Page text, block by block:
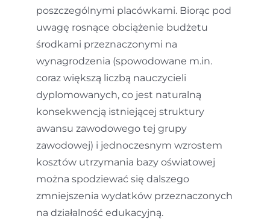
poszczególnymi placówkami. Biorąc pod
uwagę rosnące obciążenie budżetu
środkami przeznaczonymi na
wynagrodzenia (spowodowane m.in.
coraz większą liczbą nauczycieli
dyplomowanych, co jest naturalną
konsekwencją istniejącej struktury
awansu zawodowego tej grupy
zawodowej) i jednoczesnym wzrostem
kosztów utrzymania bazy oświatowej
można spodziewać się dalszego
zmniejszenia wydatków przeznaczonych
na działalność edukacyjną.